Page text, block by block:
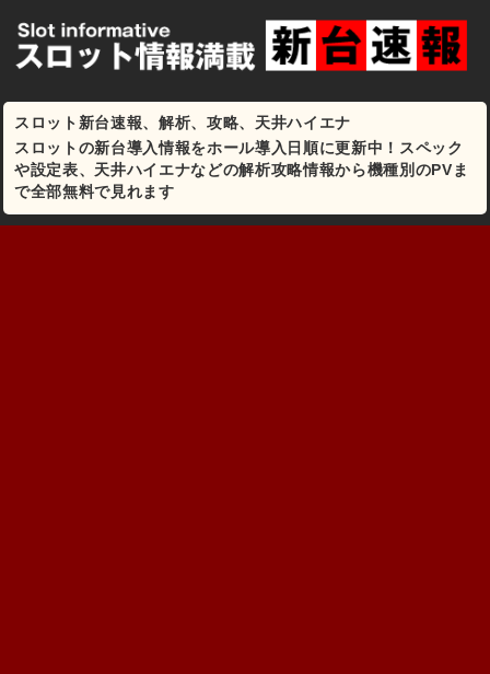
スロット新台速報、解析、攻略、天井ハイエナ
スロットの新台導入情報をホール導入日順に更新中！スペック
や設定表、天井ハイエナなどの解析攻略情報から機種別のPVま
で全部無料で見れます